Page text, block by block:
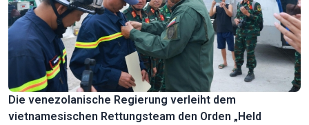
Die venezolanische Regierung verleiht dem
vietnamesischen Rettungsteam den Orden „Held